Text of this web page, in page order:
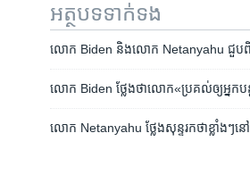
អត្ថបទ​ទាក់ទង
លោក ​Biden ​និង​លោក​ Netanyahu ​ជួប​ពិភ
លោក Biden ថ្លែងថា​លោក​«ប្រគល់​ឲ្យ​អ្នកបន្
លោក​ Netanyahu ​ថ្លែង​សុន្ទរកថា​ខ្លាំងៗ​នៅ​